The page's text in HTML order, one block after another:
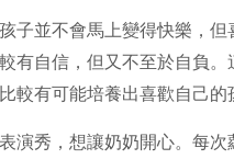
子並不會馬上變得快樂，
有自信，但又不至於自負
較有可能培養出喜歡自己的
演秀，想讓奶奶開心。每